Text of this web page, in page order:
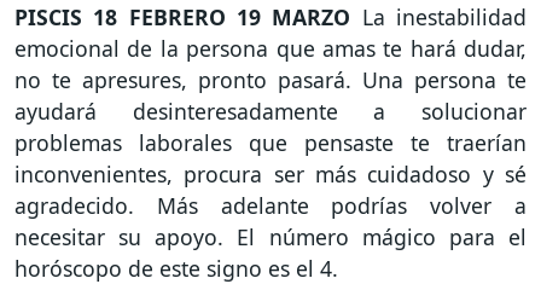
PISCIS 18 FEBRERO 19 MARZO La inestabilidad
emocional de la persona que amas te hará dudar,
no te apresures, pronto pasará. Una persona te
ayudará desinteresadamente a solucionar
problemas laborales que pensaste te traerían
inconvenientes, procura ser más cuidadoso y sé
agradecido. Más adelante podrías volver a
necesitar su apoyo. El número mágico para el
horóscopo de este signo es el 4.